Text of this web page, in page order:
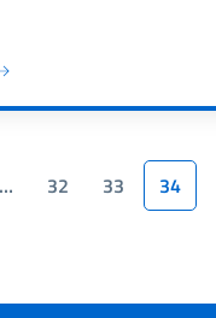
… 32 33 34